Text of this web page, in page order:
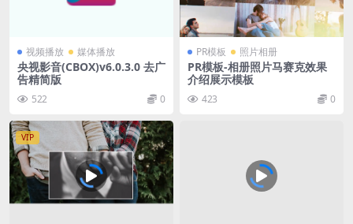
视频播放 媒体播放
央视影音(CBOX)v6.0.3.0 去广
告精简版
522 0
PR模板 照片相册
PR模板-相册照片马赛克效果
介绍展示模板
423 0
VIP